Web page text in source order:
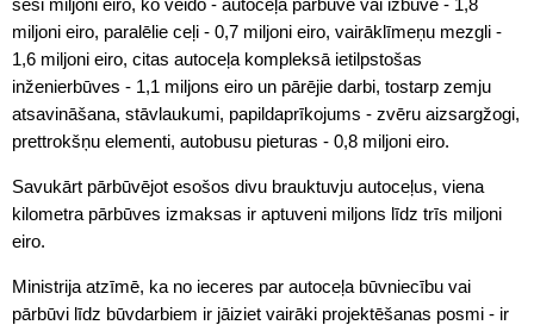
seši miljoni eiro, ko veido - autoceļa pārbūve vai izbūve - 1,8
miljoni eiro, paralēlie ceļi - 0,7 miljoni eiro, vairāklīmeņu mezgli -
1,6 miljoni eiro, citas autoceļa kompleksā ietilpstošas
inženierbūves - 1,1 miljons eiro un pārējie darbi, tostarp zemju
atsavināšana, stāvlaukumi, papildaprīkojums - zvēru aizsargžogi,
prettrokšņu elementi, autobusu pieturas - 0,8 miljoni eiro.
Savukārt pārbūvējot esošos divu brauktuvju autoceļus, viena
kilometra pārbūves izmaksas ir aptuveni miljons līdz trīs miljoni
eiro.
Ministrija atzīmē, ka no ieceres par autoceļa būvniecību vai
pārbūvi līdz būvdarbiem ir jāiziet vairāki projektēšanas posmi - ir